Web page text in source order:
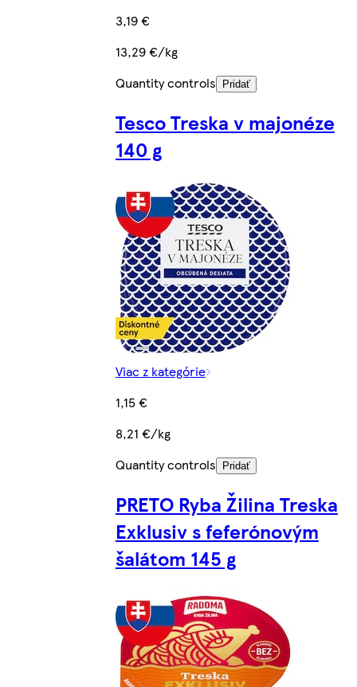
3,19 €
13,29 €/kg
Quantity controls
Pridať
Tesco Treska v majonéze
140 g
Viac z kategórie
1,15 €
8,21 €/kg
Quantity controls
Pridať
PRETO Ryba Žilina Treska
Exklusiv s feferónovým
šalátom 145 g